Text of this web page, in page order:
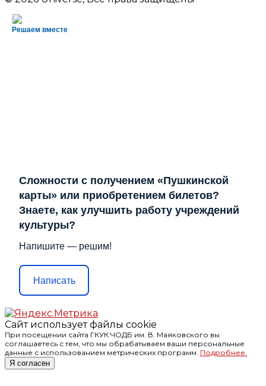
Решаем вместе
Сложности с получением «Пушкинской
карты» или приобретением билетов?
Знаете, как улучшить работу учреждений
культуры?
Напишите — решим!
Написать
Сайт использует файлы cookie
При посещении сайта ГКУК ЧОДБ им. В. Маяковского вы
соглашаетесь с тем, что мы обрабатываем ваши персональные
данные с использованием метрических программ. Подробнее.
Я согласен